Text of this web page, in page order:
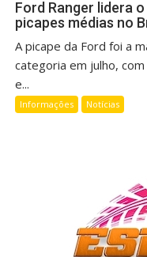
Ford Ranger lidera
picapes médias no
A picape da Ford foi a
categoria em julho,
e...
Informações Notícias